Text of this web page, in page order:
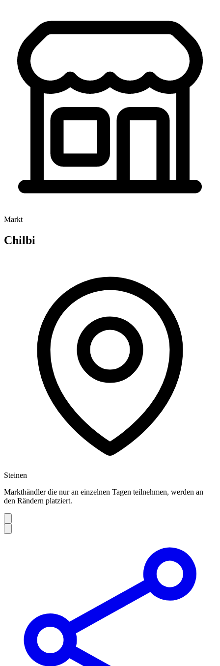
Markt
Chilbi
Steinen
Markthändler die nur an einzelnen Tagen teilnehmen, werden an
den Rändern platziert.